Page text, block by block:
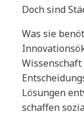
Doch sind
Was sie
Lösungen
schaffen